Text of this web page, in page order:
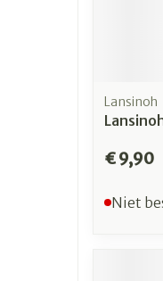
Lansinoh
€ 9,90
Niet